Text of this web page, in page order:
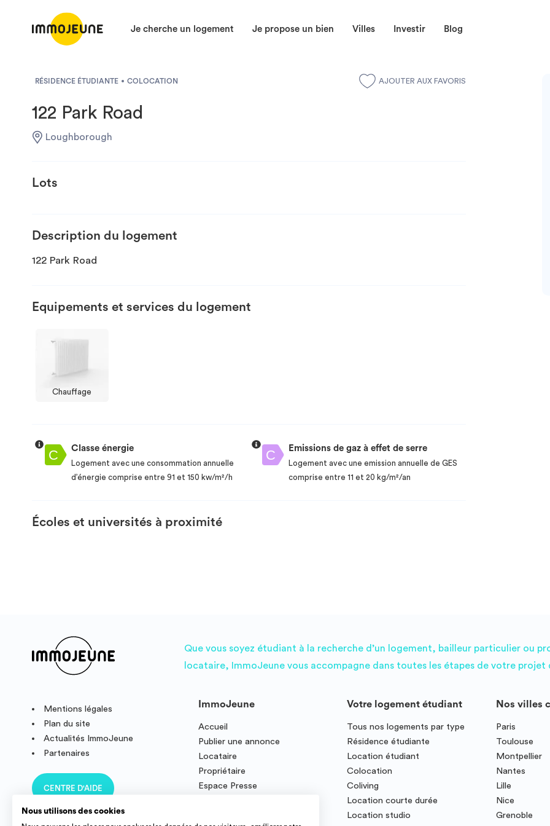
Je cherche un logement Je propose un bien Villes Investir Blog
RÉSIDENCE ÉTUDIANTE COLOCATION AJOUTER AUX FAVORIS
122 Park Road
Loughborough
Lots
Description du logement
122 Park Road
Equipements et services du logement
Chauffage
Classe énergie
Logement avec une consommation annuelle
d’énergie comprise entre 91 et 150 kw/m²/h
Emissions de gaz à effet de serre
Logement avec une emission annuelle de GES
comprise entre 11 et 20 kg/m²/an
Écoles et universités à proximité
Que vous soyez étudiant à la recherche d’un logement, bailleur particulier ou
locataire, ImmoJeune vous accompagne dans toutes les étapes de votre projet
Mentions légales
Plan du site
Actualités ImmoJeune
Partenaires
CENTRE D'AIDE
ImmoJeune
Accueil
Publier une annonce
Locataire
Propriétaire
Espace Presse
Votre logement étudiant
Tous nos logements par type
Résidence étudiante
Location étudiant
Colocation
Coliving
Location courte durée
Location studio
Nos villes
Paris
Toulouse
Montpellier
Nantes
Lille
Nice
Grenoble
Nous utilisons des cookies